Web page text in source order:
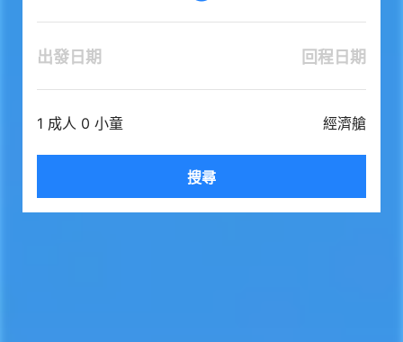
出發日期 回程日期
1 成人 0 小童 經濟艙
搜尋